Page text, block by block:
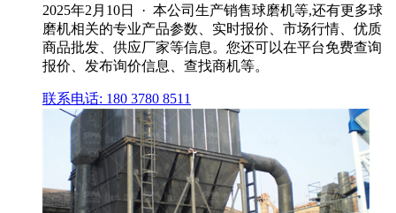
2025年2月10日 · 本公司生产销售球磨机等,还有更多球
磨机相关的专业产品参数、实时报价、市场行情、优质
商品批发、供应厂家等信息。您还可以在平台免费查询
报价、发布询价信息、查找商机等。
联系电话: 180 3780 8511